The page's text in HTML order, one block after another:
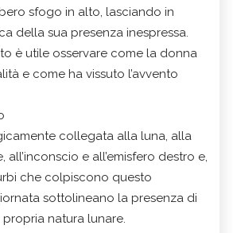
sfogo in alto, lasciando in
della sua presenza inespressa.
è utile osservare come la donna
e come ha vissuto l’avvento
collegata alla luna, alla
all’inconscio e all’emisfero destro e,
che colpiscono questo
sottolineano la presenza di
natura lunare.